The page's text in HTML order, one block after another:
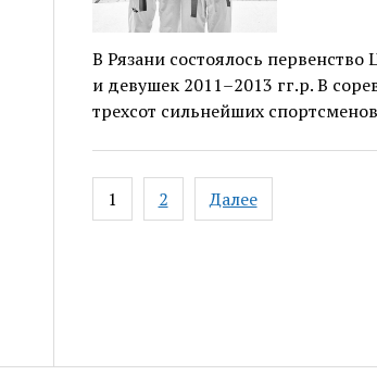
В Рязани состоялось
и девушек 2011–2013 гг.р. В
трехсот сильнейших
Навигация
по
1 2 Далее